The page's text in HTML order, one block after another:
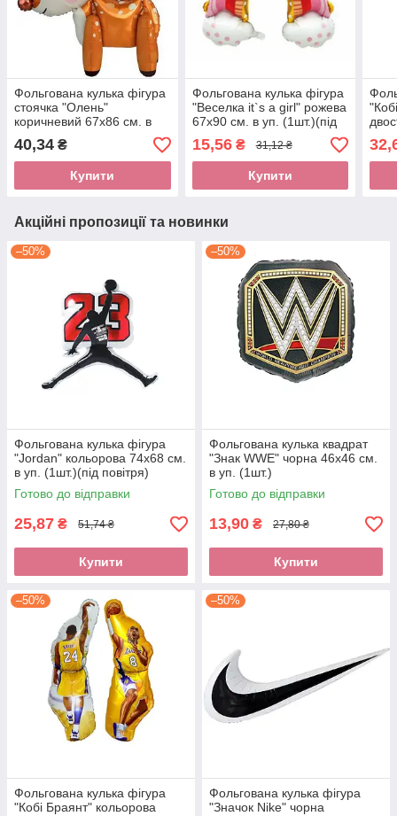
Фольгована кулька фігура
стоячка "Олень"
коричневий 67х86 см. в
уп. (1шт.)
40,34 ₴
Купити
Фольгована кулька фігура
"Веселка it`s a girl" рожева
67х90 см. в уп. (1шт.)(під
повітря)
15,56₴ 31,12 ₴
Купити
Акційні пропозиції та новинки
–50%
Фольгована кулька фігура
"Jordan" кольорова 74х68 см.
в уп. (1шт.)(під повітря)
Готово до відправки
25,87 ₴ 51,74 ₴
Купити
–50%
Фольгована кулька квадрат
"Знак WWE" чорна 46х46 см.
в уп. (1шт.)
Готово до відправки
13,90 ₴ 27,80 ₴
Купити
–50%
Фольгована кулька фігура
"Кобі Браянт" кольорова
–50%
Фольгована кулька фігура
"Значок Nike" чорна